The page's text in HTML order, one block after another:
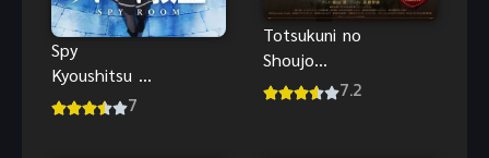
Spy
Kyoushitsu 1
ห้องเรียนจาร
7
Totsukuni no
Shoujo
(2022) เด็ก7.2